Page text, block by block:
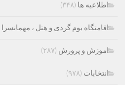
اطلاعیه ها (۳۴۸)
اقامتگاه بوم گردی و هتل ، مهمانسرا
اموزش و پرورش (۲۸۷)
انتخابات (۹۷۸)